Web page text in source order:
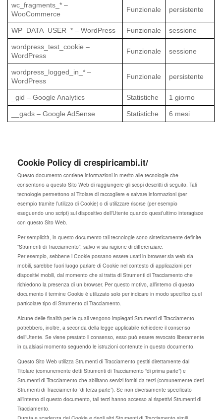
wc_fragments_* –
WooCommerce
Funzionale persistente
WP_DATA_USER_* – WordPress Funzionale sessione
wordpress_test_cookie –
WordPress
Funzionale sessione
wordpress_logged_in_* –
WordPress
Funzionale persistente
_gid – Google Analytics Statistiche 1 giorno
__gads – Google AdSense Statistiche 6 mesi
Cookie Policy di crespiricambi.it/
Questo documento contiene informazioni in merito alle tecnologie che
consentono a questo Sito Web di raggiungere gli scopi descritti di seguito. Tali
tecnologie permettono al Titolare di raccogliere e salvare informazioni (per
esempio tramite l’utilizzo di Cookie) o di utilizzare risorse (per esempio
eseguendo uno script) sul dispositivo dell’Utente quando quest’ultimo interagisce
con questo Sito Web.
Per semplicità, in questo documento tali tecnologie sono sinteticamente definite
“Strumenti di Tracciamento”, salvo vi sia ragione di differenziare.
Per esempio, sebbene i Cookie possano essere usati in browser sia web sia
mobili, sarebbe fuori luogo parlare di Cookie nel contesto di applicazioni per
dispositivi mobili, dal momento che si tratta di Strumenti di Tracciamento che
richiedono la presenza di un browser. Per questo motivo, all’interno di questo
documento il termine Cookie è utilizzato solo per indicare in modo specifico quel
particolare tipo di Strumento di Tracciamento.
Alcune delle finalità per le quali vengono impiegati Strumenti di Tracciamento
potrebbero, inoltre, a seconda della legge applicabile richiedere il consenso
dell’Utente. Se viene prestato il consenso, esso può essere revocato liberamente
in qualsiasi momento seguendo le istruzioni contenute in questo documento.
Questo Sito Web utilizza Strumenti di Tracciamento gestiti direttamente dal
Titolare (comunemente detti Strumenti di Tracciamento “di prima parte”) e
Strumenti di Tracciamento che abilitano servizi forniti da terzi (comunemente detti
Strumenti di Tracciamento “di terza parte”). Se non diversamente specificato
all’interno di questo documento, tali terzi hanno accesso ai rispettivi Strumenti di
Tracciamento.